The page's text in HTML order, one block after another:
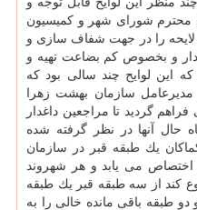
محترم شورای شهر و كمیسیون
را در جهت شفاف سازی و
و بخصوص كم بضاعت تهیه و
این لوایح چند سالی بود كه
سازمان بهشت زهرا
گردید تا مراجعین داغدار
حال آنها در نظر گرفته شده
یك طبقه قبر در سازمان
می یابد و هر شهروند
كند از سه طبقه قبر یك طبقه
طبقه باقی مانده خالی را به